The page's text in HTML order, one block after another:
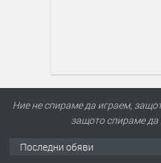
Ние не спираме да играем,
защото спираме
Последни обяви